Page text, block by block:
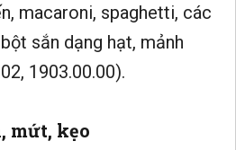
macaroni, spaghetti, các
sắn dạng hạt, mảnh
1903.00.00).
mứt, kẹo